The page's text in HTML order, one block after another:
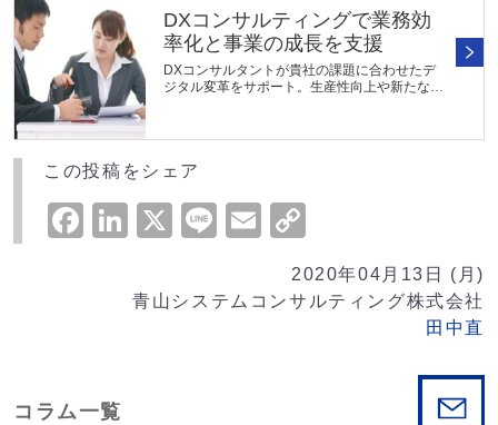
DXコンサルティングで業務効
率化と事業の成長を支援
DXコンサルタントが貴社の課題に合わせたデ
ジタル変革をサポート。生産性向上や新たな事
に応じてシステムの選定や導入支援...
この投稿をシェア
Facebook
LinkedIn
X LineEmail
Link
2020年04月13日 (月)
青山システムコンサルティング株式会社
田中直
コラム一覧